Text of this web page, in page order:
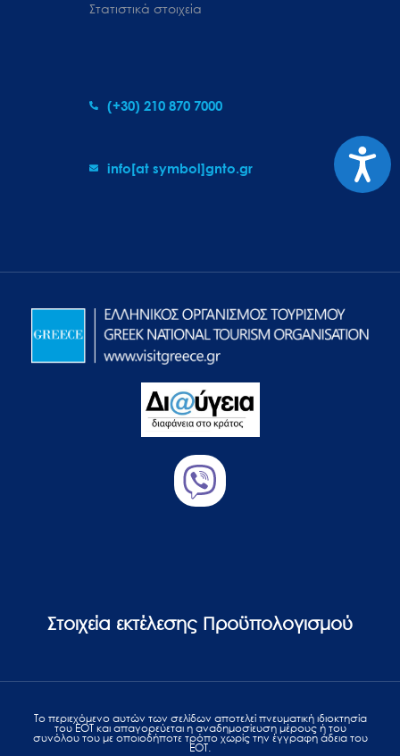
Στατιστικά στοιχεία
(+30) 210 870 7000
info[at symbol]gnto.gr
Στοιχεία εκτέλεσης Προϋπολογισμού
Το περιεχόμενο αυτών των σελίδων αποτελεί πvευματική ιδιοκτησία
του ΕΟΤ και απαγορεύεται η αναδημοσίευση μέρους ή του
συνόλου του με οποιοδήποτε τρόπο χωρίς την έγγραφη άδεια του
ΕΟΤ.